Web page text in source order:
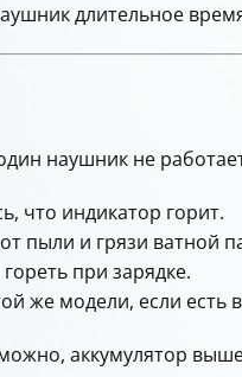
длительное
наушник не
что индикатор горит.
пыли и грязи ватной
при зарядке.
же модели, если есть
аккумулятор